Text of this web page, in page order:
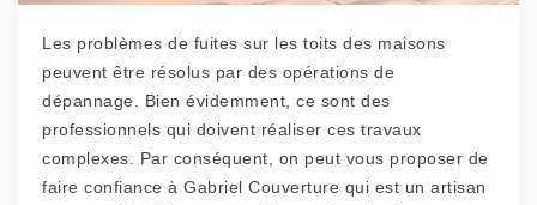
Les problèmes de fuites sur les toits des maisons
peuvent être résolus par des opérations de
dépannage. Bien évidemment, ce sont des
professionnels qui doivent réaliser ces travaux
complexes. Par conséquent, on peut vous proposer de
faire confiance à Gabriel Couverture qui est un artisan